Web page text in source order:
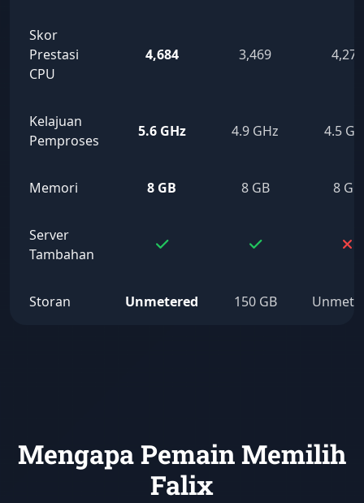
Skor
Prestasi
CPU
4,684 3,469 4,275
Kelajuan
Pemproses
5.6 GHz 4.9 GHz 4.5
Memori 8 GB 8 GB 8 GB
Server
Tambahan
Storan Unmetered 150 GB
Mengapa Pemain Memilih
Falix